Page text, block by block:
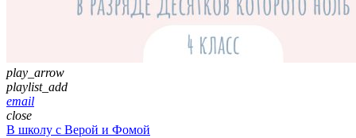
play_arrow
playlist_add
email
close
В школу с Верой и Фомой